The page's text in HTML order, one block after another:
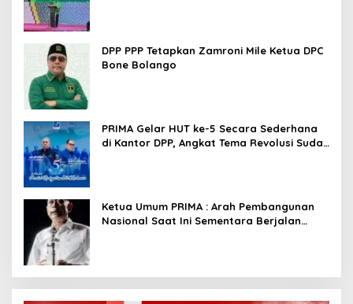
DPP PPP Tetapkan Zamroni Mile Ketua DPC
Bone Bolango
PRIMA Gelar HUT ke-5 Secara Sederhana
di Kantor DPP, Angkat Tema Revolusi Sudah
Ketua Umum PRIMA : Arah Pembangunan
Nasional Saat Ini Sementara Berjalan